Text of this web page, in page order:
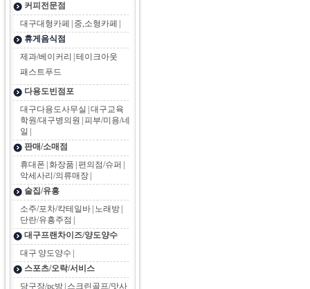
커피전문점
대구대형카페
중,소형카페
휴게음식점
제과/베이커리
테이크아웃
패스트푸드
다용도빈점포
대구다용도사무실 대구교육
학원/대구병의원 피부/미용/네
일
판매/소매점
휴대폰 화장품 편의점/슈퍼
악세사리/의류매장
술집/유흥
소주/포차/칵테일바 노래방
단란/유흥주점
대구프랜차이즈/양도양수
대구 양도양수
스포츠/오락/서비스
당구장/pc방 스크린골프/맛사